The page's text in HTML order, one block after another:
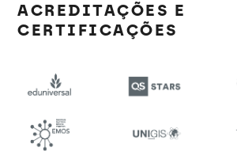
ACREDITAÇÕES E
CERTIFICAÇÕES